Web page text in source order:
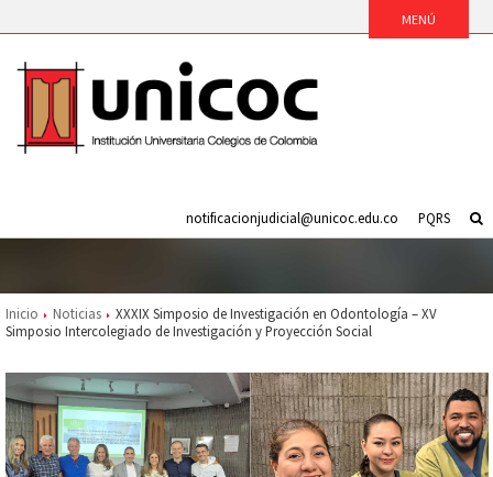
PQRS
notificacionjudicial@unicoc.edu.co
Inicio Noticias
XXXIX Simposio de Investigación en Odontología – XV
Simposio Intercolegiado de Investigación y Proyección Social